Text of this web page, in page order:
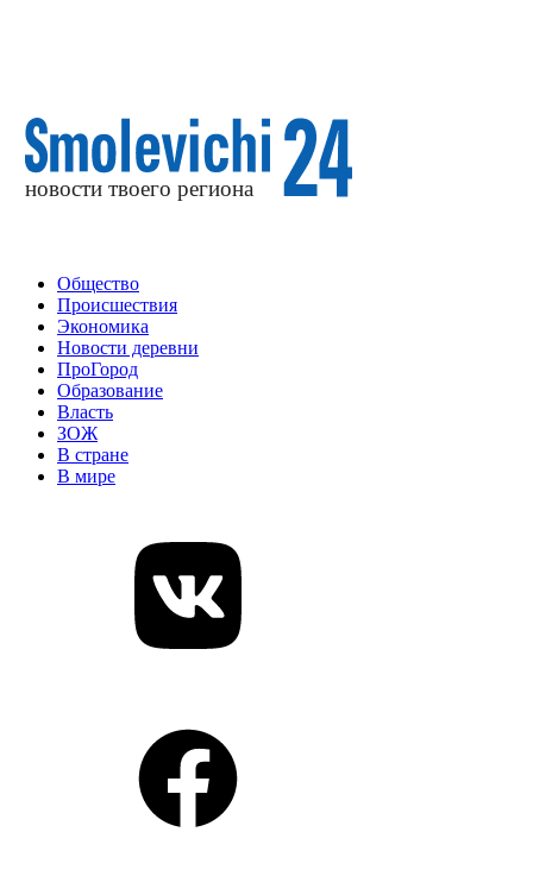
Общество
Происшествия
Экономика
Новости деревни
ПроГород
Образование
Власть
ЗОЖ
В стране
В мире